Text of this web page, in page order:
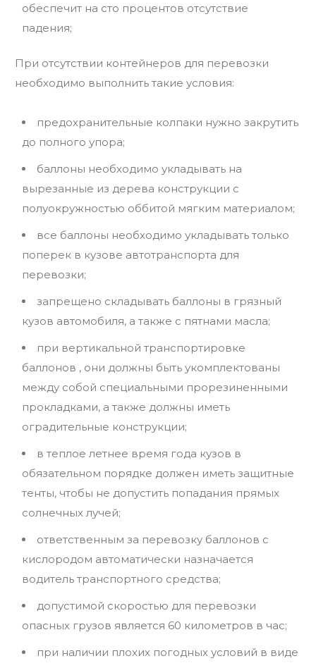
обеспечит на сто процентов отсутствие
падения;
При отсутствии контейнеров для перевозки
необходимо выполнить такие условия:
предохранительные колпаки нужно закрутить
до полного упора;
баллоны необходимо укладывать на
вырезанные из дерева конструкции с
полуокружностью оббитой мягким материалом;
все баллоны необходимо укладывать только
поперек в кузове автотранспорта для
перевозки;
запрещено складывать баллоны в грязный
кузов автомобиля, а также с пятнами масла;
при вертикальной транспортировке
баллонов , они должны быть укомплектованы
между собой специальными прорезиненными
прокладками, а также должны иметь
оградительные конструкции;
в теплое летнее время года кузов в
обязательном порядке должен иметь защитные
тенты, чтобы не допустить попадания прямых
солнечных лучей;
ответственным за перевозку баллонов с
кислородом автоматически назначается
водитель транспортного средства;
допустимой скоростью для перевозки
опасных грузов является 60 километров в час;
при наличии плохих погодных условий в виде